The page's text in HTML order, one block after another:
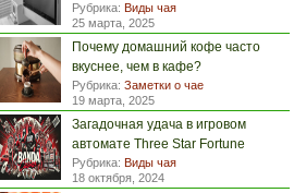
Рубрика: Виды чая
25 марта, 2025
Почему домашний кофе часто
вкуснее, чем в кафе?
Рубрика: Заметки о чае
19 марта, 2025
Загадочная удача в игровом
автомате Three Star Fortune
Рубрика: Виды чая
18 октября, 2024